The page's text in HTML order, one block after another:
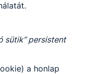
sütik” persistent
a honlap